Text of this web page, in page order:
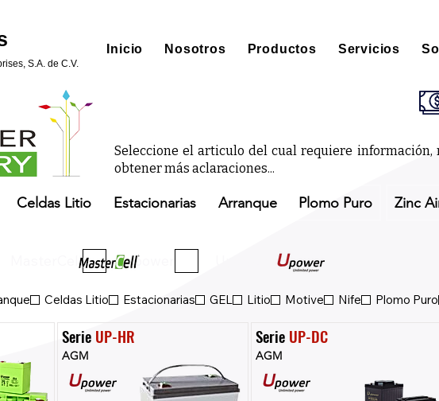
S.A. de C.V.
Inicio Nosotros Productos Servicios
Seleccione el articulo del cual requiere información,
obtener más aclaraciones...
Celdas Litio Estacionarias Arranque Plomo Puro Zinc
MasterCell Upower Upower Eco
Celdas Litio Estacionarias GEL Litio Motive Nife Plomo Puro
Serie UP-HR
AGM
Serie UP-DC
AGM